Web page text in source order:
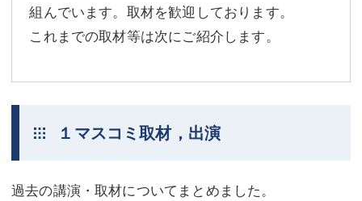
埼玉事務所 (さいたま市)
川口事務所（埼玉県川口市）
組んでいます。取材を歓迎しております。
これまでの取材等は次にご紹介します。
１マスコミ取材，出演
過去の講演・取材についてまとめました。